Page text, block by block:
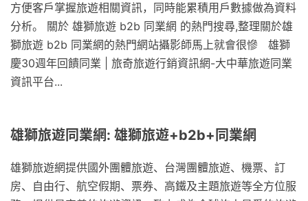
方便客戶掌握旅遊相關資訊，同時能累積用戶數據做為資料
分析。 關於 雄獅旅遊 b2b 同業網 的熱門搜尋,整理關於雄
獅旅遊 b2b 同業網的熱門網站攝影師馬上就會很慘 雄獅
慶30週年回饋同業 | 旅奇旅遊行銷資訊網-大中華旅遊同業
資訊平台...
雄獅旅遊同業網: 雄獅旅遊+b2b+同業網
雄獅旅遊網提供國外團體旅遊、台灣團體旅遊、機票、訂
房、自由行、航空假期、票券、高鐵及主題旅遊等全方位服